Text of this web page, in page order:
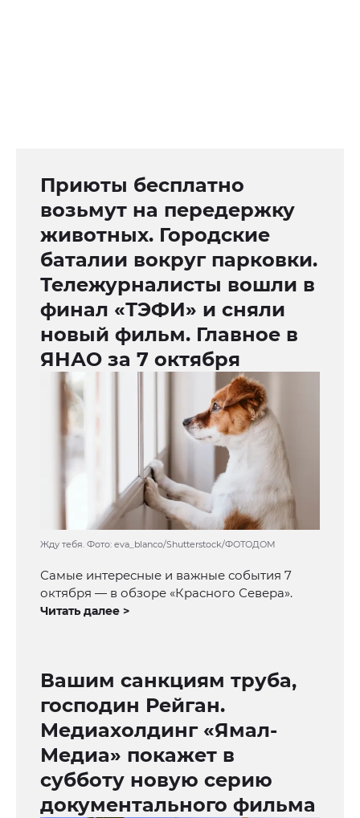
Приюты бесплатно
возьмут на передержку
животных. Городские
баталии вокруг парковки.
Тележурналисты вошли в
финал «ТЭФИ» и сняли
новый фильм. Главное в
ЯНАО за 7 октября
Жду тебя. Фото: eva_blanco/Shutterstock/ФОТОДОМ
Самые интересные и важные события 7
октября — в обзоре «Красного Севера».
Читать далее >
Вашим санкциям труба,
господин Рейган.
Медиахолдинг «Ямал-
Медиа» покажет в
субботу новую серию
документального фильма